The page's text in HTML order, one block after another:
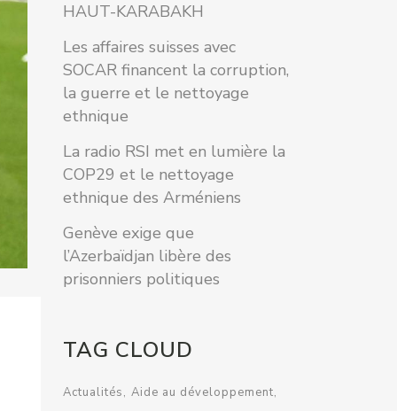
HAUT-KARABAKH
Les affaires suisses avec
SOCAR financent la corruption,
la guerre et le nettoyage
ethnique
La radio RSI met en lumière la
COP29 et le nettoyage
ethnique des Arméniens
Genève exige que
l’Azerbaïdjan libère des
prisonniers politiques
TAG CLOUD
Actualités
Aide au développement